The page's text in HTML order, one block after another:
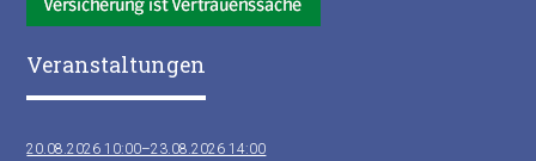
Veranstaltungen
20.08.2026 10:00–23.08.2026 14:00